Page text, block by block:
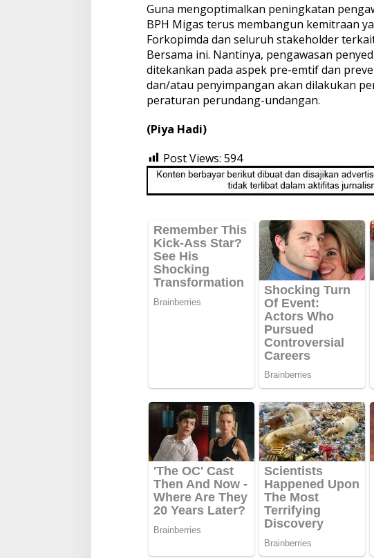
Guna mengoptimalkan peningkatan
BPH Migas terus membangun kemitraan
Forkopimda dan seluruh stakeholder
Bersama ini. Nantinya, pengawasan
ditekankan pada aspek pre-emtif dan
dan/atau penyimpangan akan dilakukan
peraturan perundang-undangan.
(Piya Hadi)
Post Views: 594